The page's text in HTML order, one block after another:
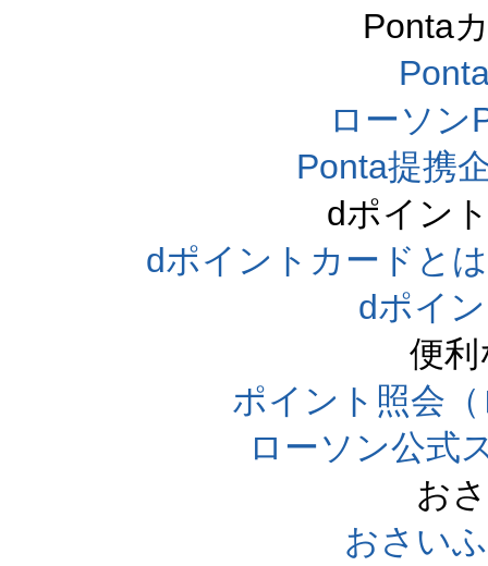
Ponta
ローソン
Ponta提携
dポイン
dポイントカードと
dポイ
便
ポイント照会
ローソン公式
お
おさい